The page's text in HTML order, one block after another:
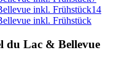
inkl. Frühstück14
inkl. Frühstück
du Lac & Bellevue